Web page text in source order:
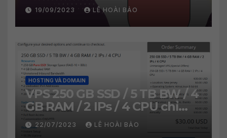
19/09/2023 LÊ HOÀI BẢO
HOSTING VÀ DOMAIN
VPS 250 GB SSD / 5 TB BW / 4
GB RAM / 2 IPs / 4 CPU chỉ
30$/năm
22/07/2023 LÊ HOÀI BẢO